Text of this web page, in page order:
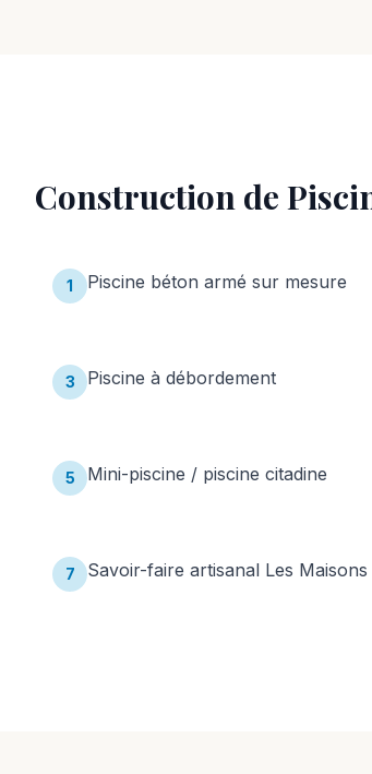
Construction de
1 Piscine béton armé sur mesure
3 Piscine à débordement
5 Mini-piscine / piscine citadine
7 Savoir-faire artisanal Les